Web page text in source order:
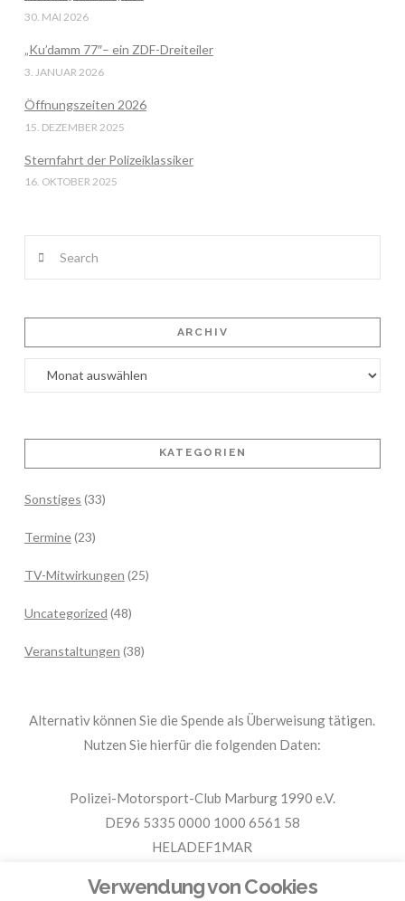
30. MAI 2026
„Ku’damm 77″– ein ZDF-Dreiteiler
3. JANUAR 2026
Öffnungszeiten 2026
15. DEZEMBER 2025
Sternfahrt der Polizeiklassiker
16. OKTOBER 2025
ARCHIV
Archiv
KATEGORIEN
Sonstiges (33)
Termine(23)
TV-Mitwirkungen (25)
Uncategorized (48)
Veranstaltungen (38)
Alternativ können Sie die Spende als Überweisung tätigen.
Nutzen Sie hierfür die folgenden Daten:
Polizei-Motorsport-Club Marburg 1990 e.V.
DE96 5335 0000 1000 6561 58
HELADEF1MAR
Verwendung von Cookies